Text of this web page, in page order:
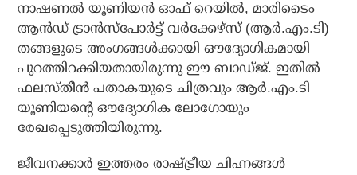
നാഷണല്‍ യൂണിയന്‍ ഓഫ് റെയില്‍, മാരിടൈം
ആന്‍ഡ് ട്രാന്‍സ്പോര്‍ട്ട് വര്‍ക്കേഴ്‌സ് (ആര്‍.എം.ടി)
തങ്ങളുടെ അംഗങ്ങള്‍ക്കായി ഔദ്യോഗികമായി
പുറത്തിറക്കിയതായിരുന്നു ഈ ബാഡ്ജ്. ഇതില്‍
ഫലസ്തീന്‍ പതാകയുടെ ചിത്രവും ആര്‍.എം.ടി
യൂണിയന്റെ ഔദ്യോഗിക ലോഗോയും
രേഖപ്പെടുത്തിയിരുന്നു.
ജീവനക്കാര്‍ ഇത്തരം രാഷ്ട്രീയ ചിഹ്നങ്ങള്‍